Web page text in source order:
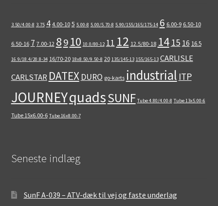
3.50/4.00-8 3.75 4 4.00-10 5 5.00-8 5.00/5.70-8 5.90/155/165/175-14 6 6.00-9 6.50-10
6.50-16 7 7.00-12 89 10 10.0/80-12 11 12 12.5/80-18 14 15 16 16.5
16.9/18.4/20.8-34 16/70-20 18x8.50/9.50-8 20 135/145-13 155/165-13 CARLISLE
CARLSTAR DATEX DURO go-karts industrial ITP
JOURNEYquadsSUNF Tube 4.80/4.00-8 Tube 13x5.00-6
Tube 15x6.00-6 Tube 16x8.00-7
Seneste indlæg
SunF A-039 – ATV-dæk til vej og faste underlag